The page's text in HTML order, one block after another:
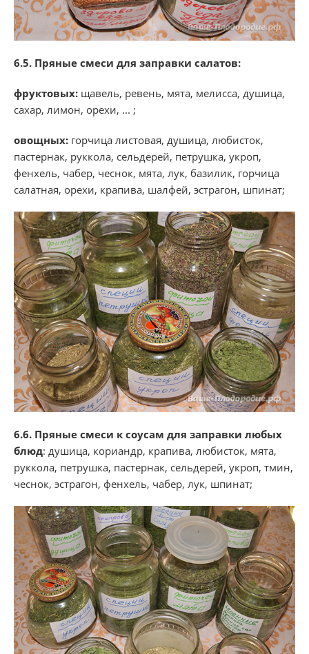
6.5. Пряные смеси для заправки салатов:
фруктовых: щавель, ревень, мята, мелисса, душица,
сахар, лимон, орехи, ... ;
овощных: горчица листовая, душица, любисток,
пастернак, руккола, сельдерей, петрушка, укроп,
фенхель, чабер, чеснок, мята, лук, базилик, горчица
салатная, орехи, крапива, шалфей, эстрагон, шпинат;
6.6. Пряные смеси к соусам для заправки любых
блюд: душица, кориандр, крапива, любисток, мята,
руккола, петрушка, пастернак, сельдерей, укроп, тмин,
чеснок, эстрагон, фенхель, чабер, лук, шпинат;